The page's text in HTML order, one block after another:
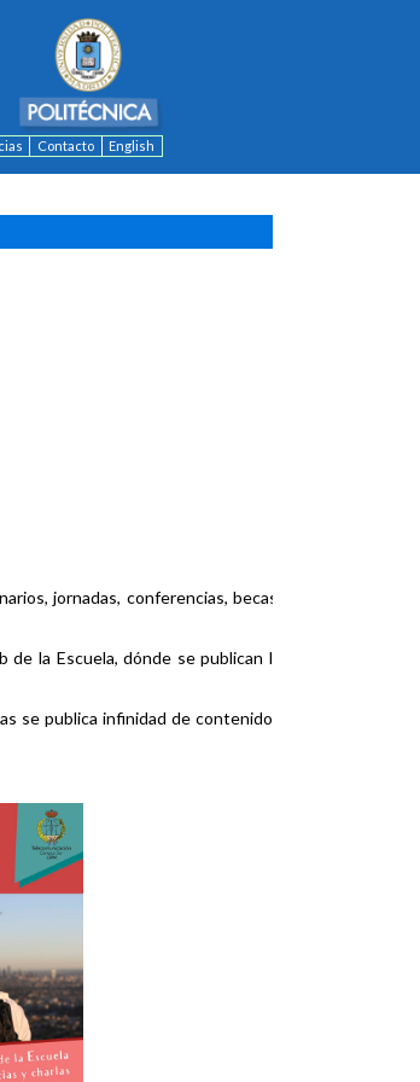
Contacto English
jornadas, conferencias, becas,
la Escuela, dónde se publican la
se publica infinidad de contenidos